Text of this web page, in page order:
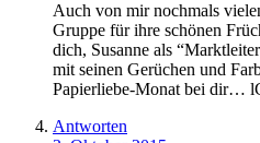
Auch von mir nochmals
Gruppe für ihre schönen
dich, Susanne als
mit seinen Gerüchen und
Papierliebe-Monat bei dir…
Antworten